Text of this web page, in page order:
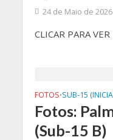
24 de Maio de 2026
CLICAR PARA
FOTOS•SUB-15
Fotos:
(Sub-15 B)